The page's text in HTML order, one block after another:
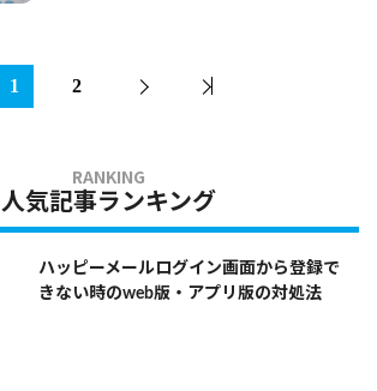
1 2
人気記事ランキング
ハッピーメールログイン画面から登録で
きない時のweb版・アプリ版の対処法